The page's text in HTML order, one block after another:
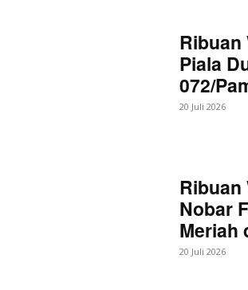
Ribuan
Piala
072/
20 Juli 2026
Ribuan
Nobar
Meriah
20 Juli 2026